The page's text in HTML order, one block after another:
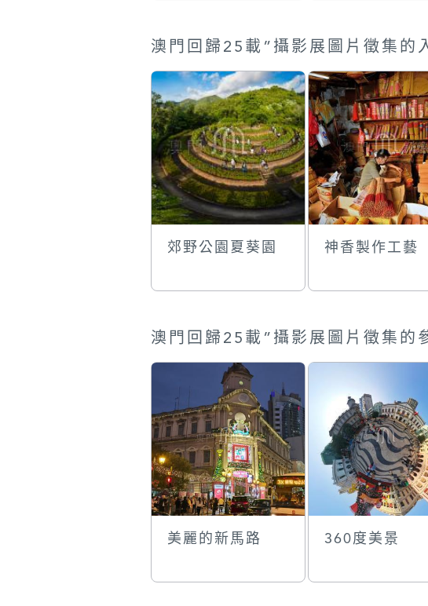
郊野公園夏葵園 神香製作工藝
美麗的新馬路 360度美景